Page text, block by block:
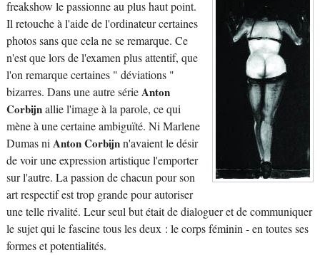
freakshow le passionne au plus haut point.
Il retouche à l'aide de l'ordinateur certaines
photos sans que cela ne se remarque. Ce
n'est que lors de l'examen plus attentif, que
l'on remarque certaines " déviations "
bizarres. Dans une autre sérieAnton
Corbijnallie l'image à la parole, ce qui
mène à une certaine ambiguïté. Ni Marlene
Dumas niAnton Corbijnn'avaient le désir
de voir une expression artistique l'emporter
sur l'autre. La passion de chacun pour son
art respectif est trop grande pour autoriser
une telle rivalité. Leur seul but était de dialoguer et de communiquer
le sujet qui le fascine tous les deux : le corps féminin - en toutes ses
formes et potentialités.